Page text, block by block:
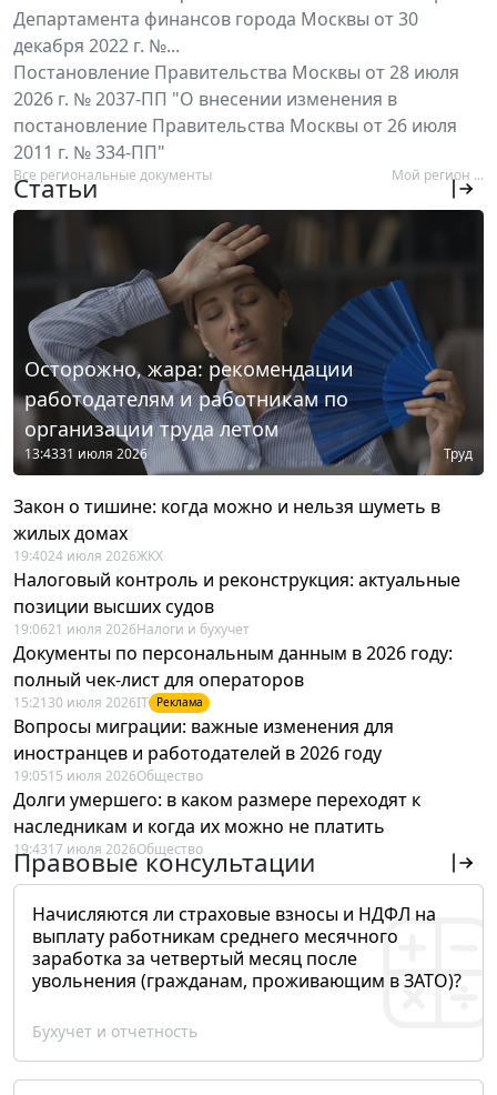
Департамента финансов города Москвы от 30
декабря 2022 г. №...
Постановление Правительства Москвы от 28 июля
2026 г. № 2037-ПП "О внесении изменения в
постановление Правительства Москвы от 26 июля
2011 г. № 334-ПП"
Все региональные документы Мой регион ...
Статьи
Осторожно, жара: рекомендации
работодателям и работникам по
организации труда летом
13:4331 июля 2026 Труд
Закон о тишине: когда можно и нельзя шуметь в
жилых домах
19:4024 июля 2026ЖКХ
Налоговый контроль и реконструкция: актуальные
позиции высших судов
19:0621 июля 2026Налоги и бухучет
Документы по персональным данным в 2026 году:
полный чек-лист для операторов
15:21 30 июля 2026IT Реклама
Вопросы миграции: важные изменения для
иностранцев и работодателей в 2026 году
19:0515 июля 2026Общество
Долги умершего: в каком размере переходят к
наследникам и когда их можно не платить
19:4317 июля 2026Общество
Правовые консультации
Начисляются ли страховые взносы и НДФЛ на
выплату работникам среднего месячного
заработка за четвертый месяц после
увольнения (гражданам, проживающим в ЗАТО)?
Бухучет и отчетность